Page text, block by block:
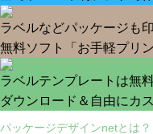
ラベルなどパッケージも
無料ソフト「お手軽プリン
ラベルテンプレートは無
ダウンロード＆自由にカ
パッケージデザインnetとは？